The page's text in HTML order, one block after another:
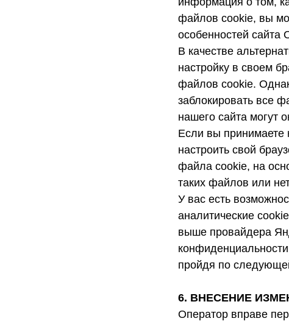
файлов cookie, вы
особенностей сайта
В качестве
настройку в своем
файлов cookie.
заблокировать все
нашего сайта могут
Если вы принимаете
настроить свой
файла cookie, на
таких файлов или
У вас есть
аналитические
выше провайдера
пройдя по
6. ВНЕСЕНИЕ
Оператор вправе